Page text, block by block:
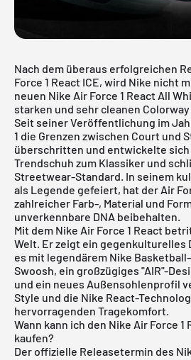
Nach dem überaus erfolgreichen
Force 1 React ICE, wird Nike nicht
neuen Nike Air Force 1 React All
starken und sehr cleanen
Seit seiner Veröffentlichung im
1 die Grenzen zwischen Court und
überschritten und entwickelte sich
Trendschuh zum Klassiker und
Streetwear-Standard. In seinem
als Legende gefeiert, hat der Air
zahlreicher Farb-, Material und
unverkennbare DNA beibehalten.
Mit dem Nike Air Force 1 React
Welt. Er zeigt ein gegenkulturelles
es mit legendärem Nike
Swoosh, ein großzügiges "AIR"-
und ein neues Außensohlenprofil
Style und die Nike React-
hervorragenden Tragekomfort.
Wann kann ich den Nike Air Force 1
kaufen?
Der offizielle Releasetermin des